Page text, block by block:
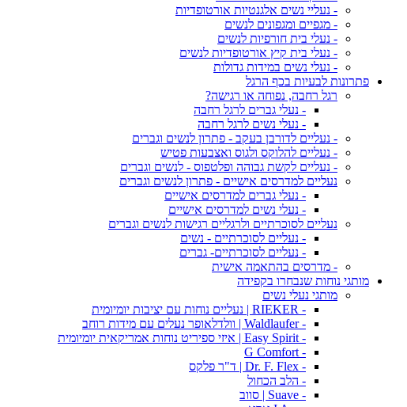
- נעליי נשים אלגנטיות אורטופדיות
- מגפיים ומגפונים לנשים
- נעלי בית חורפיות לנשים
- נעלי בית קיץ אורטופדיות לנשים
- נעלי נשים במידות גדולות
פתרונות לבעיות בכף הרגל
רגל רחבה, נפוחה או רגישה?
- נעלי גברים לרגל רחבה
- נעלי נשים לרגל רחבה
- נעליים לדורבן בעקב - פתרון לנשים וגברים
- נעליים להלוקס ולגוס ואצבעות פטיש
- נעליים לקשת גבוהה ופלטפוס - לנשים וגברים
נעליים למדרסים אישיים - פתרון לנשים וגברים
- נעלי גברים למדרסים אישיים
- נעלי נשים למדרסים אישיים
נעליים לסוכרתיים ולרגליים רגישות לנשים וגברים
- נעליים לסוכרתיים - נשים
- נעליים לסוכרתיים- גברים
- מדרסים בהתאמה אישית
מותגי נוחות שנבחרו בקפידה
מותגי נעלי נשים
- RIEKER | נעליים נוחות עם יציבות יומיומית
- Waldlaufer | וולדלאופר נעלים עם מידות רוחב
- Easy Spirit | איזי ספיריט נוחות אמריקאית יומיומית
- G Comfort
- Dr. F. Flex | ד"ר פלקס
- הלב הכחול
- Suave | סווב